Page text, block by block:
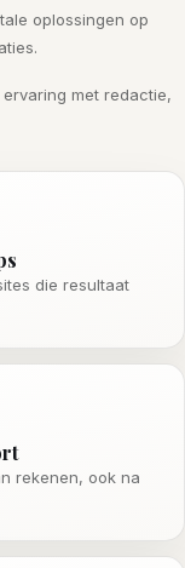
oplossingen op
met redactie,
die resultaat
rekenen, ook na